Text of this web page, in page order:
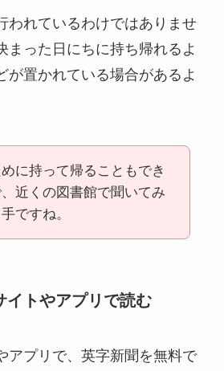
われているわけではありませ
まった日にちに持ち帰れるよ
が置かれている場合があるよ
に持って帰ることもでき
近くの図書館で聞いてみ
ですね。
イトやアプリで読む
アプリで、英字新聞を無料で